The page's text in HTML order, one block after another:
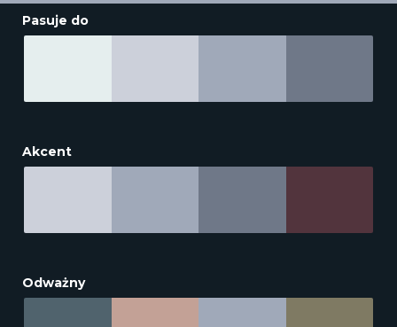
Pasuje do
Akcent
Odważny